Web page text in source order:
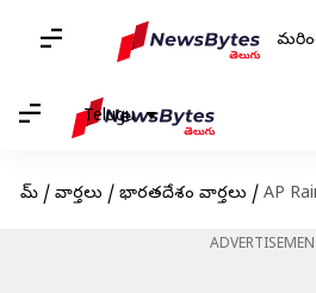
Telugu
హోమ్ / వార్తలు / భారతదేశం వార్తలు / AP Rains: